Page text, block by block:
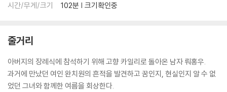
시간/무게/크기
102분 | 크기확인중
줄거리
아버지의 장례식에 참석하기 위해 고향 카일리로 돌아온 남자 뤄홍우.
과거에 만났던 여인 완치원의 흔적을 발견하고 꿈인지, 현실인지 알 수 없
었던 그녀와 함께한 여름을 회상한다.